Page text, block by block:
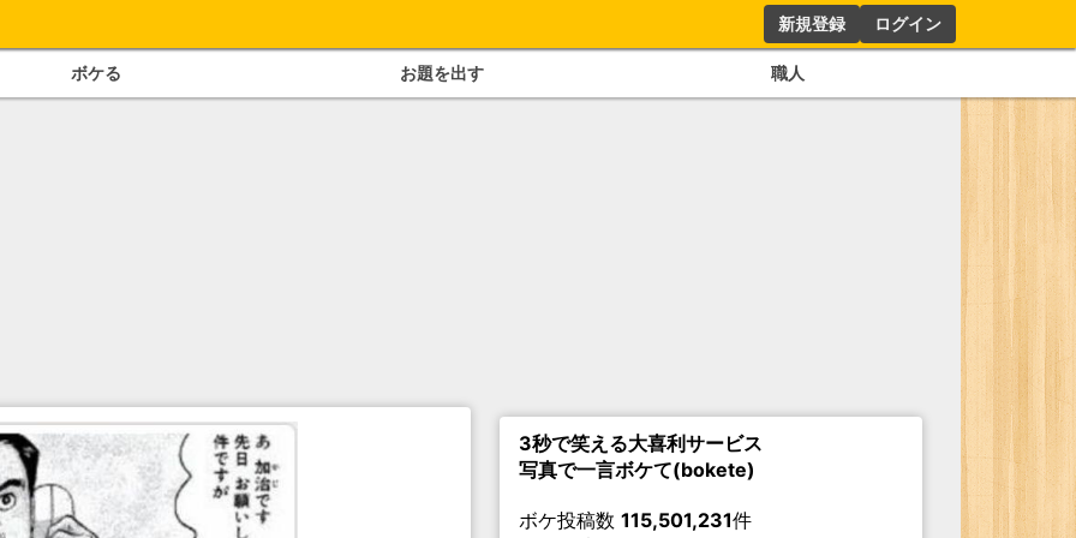
新規登録 ログイン
ボケる お題を出す 職人
3秒で笑える大喜利サービス
写真で一言ボケて(bokete)
ボケ投稿数 115,501,231件